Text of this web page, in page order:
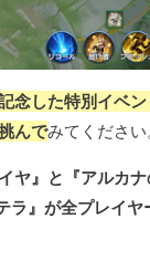
念した特別イベ
んでみてください
イヤ』と『アルカ
ラ』が全プレイヤ